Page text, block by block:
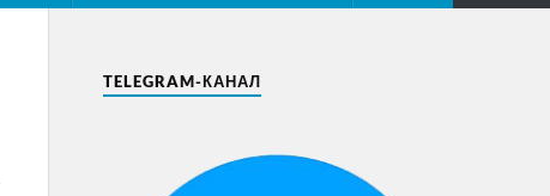
TELEGRAM-КАНАЛ